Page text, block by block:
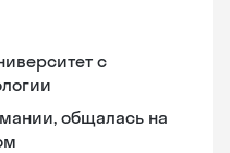
с
общалась на